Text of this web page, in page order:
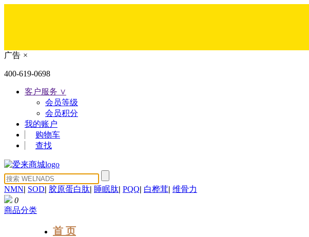
广告 ×
400-619-0698
客户服务 ∨
会员等级
会员积分
我的账户
购物车
查找
NMN| SOD| 胶原蛋白肽| 睡眠肽| PQQ| 白桦茸| 维骨力
0
商品分类
首 页